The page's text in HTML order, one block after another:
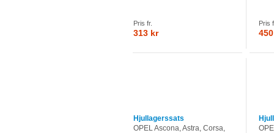
Pris fr.
313 kr
Pris
Hjullagerssats
OPEL Ascona, Astra, Corsa,